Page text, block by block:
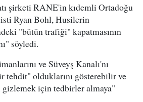
şirketi RANE'in kıdemli Ortadoğu
Ryan Bohl, Husilerin
"bütün trafiği" kapatmasının
söyledi.
ve Süveyş Kanalı'nı
tehdit" olduklarını gösterebilir ve
için tedbirler almaya"